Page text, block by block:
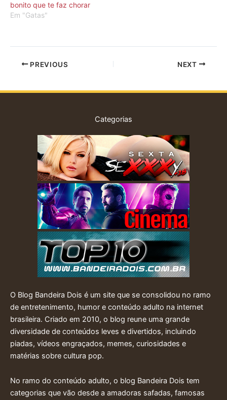
bonito que te faz chorar
Em "Gatas"
PREVIOUS NEXT
Categorias
O Blog Bandeira Dois é um site que se consolidou no ramo
de entretenimento, humor e conteúdo adulto na internet
brasileira. Criado em 2010, o blog reune uma grande
diversidade de conteúdos leves e divertidos, incluindo
piadas, vídeos engraçados, memes, curiosidades e
matérias sobre cultura pop.
No ramo do conteúdo adulto, o blog Bandeira Dois tem
categorias que vão desde a amadoras safadas, famosas